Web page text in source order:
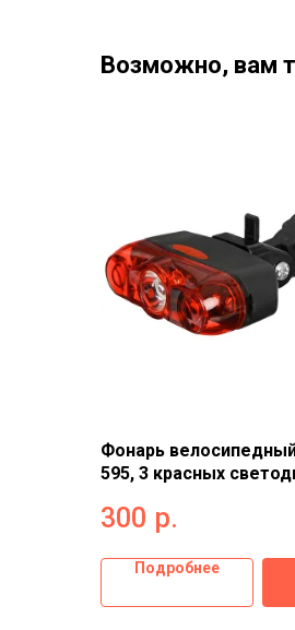
Возможно, вам
Фонарь
595, 3 красных
300 р.
Подробнее